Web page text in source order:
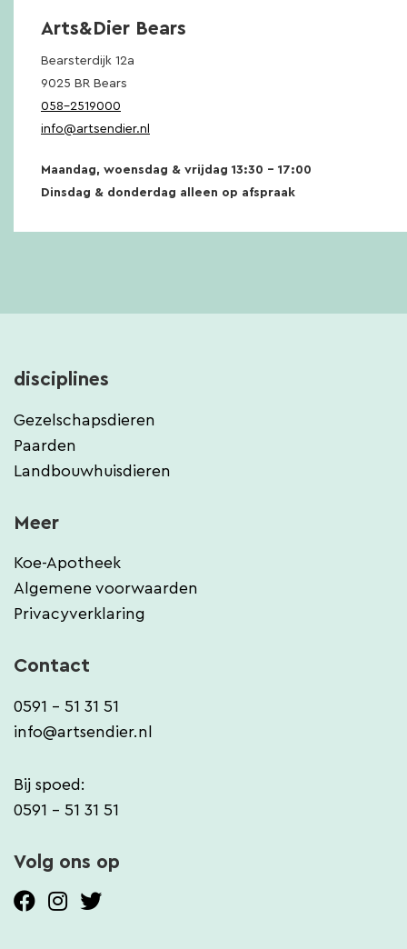
Arts&Dier Bears
Bearsterdijk 12a
9025 BR Bears
058-2519000
info@artsendier.nl
Maandag, woensdag & vrijdag 13:30 – 17:00
Dinsdag & donderdag alleen op afspraak
disciplines
Gezelschapsdieren
Paarden
Landbouwhuisdieren
Meer
Koe-Apotheek
Algemene voorwaarden
Privacyverklaring
Contact
0591 - 51 31 51
info@artsendier.nl
Bij spoed:
0591 - 51 31 51
Volg ons op